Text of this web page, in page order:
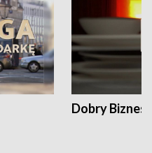
Dobry Biznes